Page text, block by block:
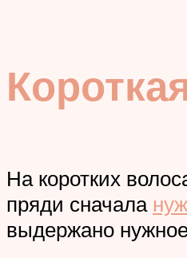
На коротких
пряди сначала
выдержано